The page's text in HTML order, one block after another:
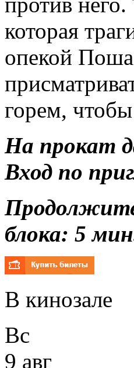
которая
опекой
горем,
На прокат
Вход по
блока: 5
В кинозале
Вс
9 авг